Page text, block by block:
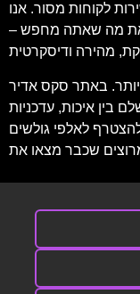
לקוחות מסור. אנו
את מה שאתה מחפש –
באתר סקס אדיר
בין איכות, עדכניות
לאלפי גולשים
שכבר מצאו את